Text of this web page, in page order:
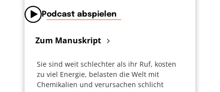
Podcast abspielen
Zum Manuskript
Sie sind weit schlechter als ihr Ruf, kosten
zu viel Energie, belasten die Welt mit
Chemikalien und verursachen schlicht